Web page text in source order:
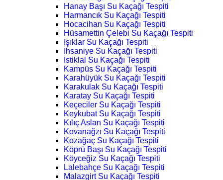
Hanay Başı Su Kaçağı Tespiti
Harmancık Su Kaçağı Tespiti
Hocacihan Su Kaçağı Tespiti
Hüsamettin Çelebi Su Kaçağı Tespiti
Işıklar Su Kaçağı Tespiti
İhsaniye Su Kaçağı Tespiti
İstiklal Su Kaçağı Tespiti
Kampüs Su Kaçağı Tespiti
Karahüyük Su Kaçağı Tespiti
Karakulak Su Kaçağı Tespiti
Karatay Su Kaçağı Tespiti
Keçeciler Su Kaçağı Tespiti
Keykubat Su Kaçağı Tespiti
Kılıç Aslan Su Kaçağı Tespiti
Kovanağzı Su Kaçağı Tespiti
Kozağaç Su Kaçağı Tespiti
Köprü Başı Su Kaçağı Tespiti
Köyceğiz Su Kaçağı Tespiti
Lalebahçe Su Kaçağı Tespiti
Malazgirt Su Kaçağı Tespiti